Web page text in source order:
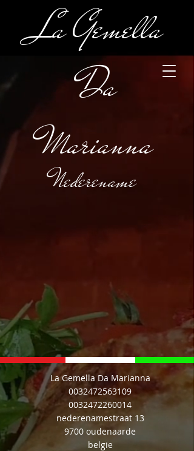
La Gemella
Da
Marianna
Nederename
La Gemella Da Marianna
0032472563109
0032472260014
nederenamestraat 13
9700 oudenaarde
belgie